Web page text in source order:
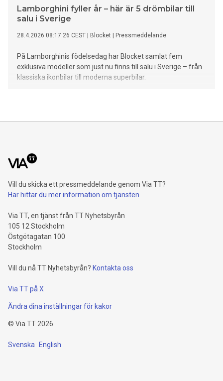
Lamborghini fyller år – här är 5 drömbilar till
salu i Sverige
28.4.2026 08:17:26 CEST Blocket Pressmeddelande
På Lamborghinis födelsedag har Blocket samlat fem
exklusiva modeller som just nu finns till salu i Sverige – från
klassiska ikonbilar till moderna superbilar.
Vill du skicka ett pressmeddelande genom Via TT?
Här hittar du mer information om tjänsten
Via TT, en tjänst från TT Nyhetsbyrån
105 12 Stockholm
Östgötagatan 100
Stockholm
Vill du nå TT Nyhetsbyrån? Kontakta oss
Via TT på X
Ändra dina inställningar för kakor
© Via TT2026
Svenska English